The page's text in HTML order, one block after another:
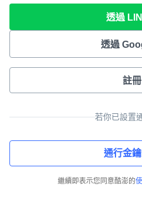
透過
透過
註冊
若你已設置
通行金
繼續即表示您同意酷澎的